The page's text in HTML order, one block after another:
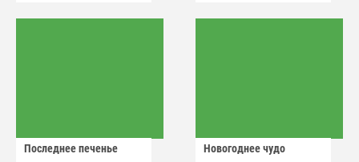
Последнее печенье Новогоднее чудо